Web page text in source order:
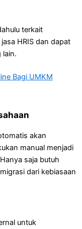
terkait
HRIS dan dapat
lain.
Bagi UMKM
akan
manual menjadi
saja butuh
dari kebiasaan
untuk